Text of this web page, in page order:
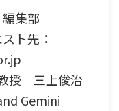
編集部
ト先：
授 三上俊治
Gemini